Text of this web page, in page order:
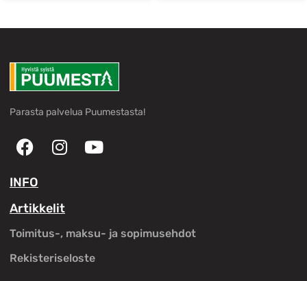
Parasta palvelua Puumestasta!
INFO
Artikkelit
Toimitus-, maksu- ja sopimusehdot
Rekisteriseloste